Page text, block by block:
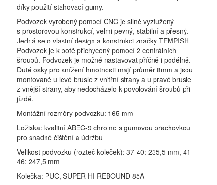
díky použití stahovací gumy.
Podvozek vyrobený pomocí CNC je silně vyztužený
s prostorovou konstrukcí, velmi pevný, stabilní a přesný.
Jedná se o vlastní design a konstrukci značky TEMPISH.
Podvozek je k botě přichycený pomocí 2 centrálních
šroubů. Podvozek je možné nastavovat příčně i podélně.
Duté osky pro snížení hmotnosti mají průměr 8mm a jsou
montované u levé brusle z vnitřní strany a u pravé brusle
z vnější strany, aby nedocházelo k povolování šroubů při
jízdě.
Montážní rozměry podvozku: 165 mm
Ložiska: kvalitní ABEC-9 chrome s gumovou prachovkou
pro snadné čištění a údržbu
Velikost podvozku (rozteč koleček): 37-40: 235,5 mm, 41-
46: 247,5 mm
Kolečka: PUC, SUPER HI-REBOUND 85A